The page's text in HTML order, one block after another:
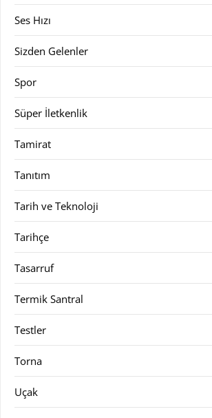
Ses Hızı
Sizden Gelenler
Spor
Süper İletkenlik
Tamirat
Tanıtım
Tarih ve Teknoloji
Tarihçe
Tasarruf
Termik Santral
Testler
Torna
Uçak